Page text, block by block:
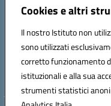
Cookies e altri
Il nostro Istituto non
sono utilizzati
corretto funzionamento
istituzionali e alla sua
strumenti statistici
Corso Roma, 1 71100
Codice meccanografico:
Mail:
Codice fiscale: 80002240713